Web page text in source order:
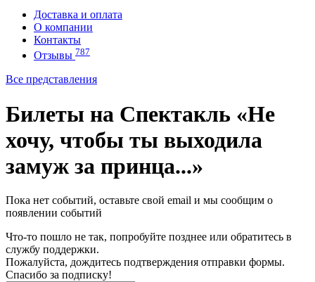
Доставка и оплата
О компании
Контакты
Отзывы 787
Все представления
Билеты на Спектакль «Не
хочу, чтобы ты выходила
замуж за принца...»
Пока нет событий, оставьте свой email и мы сообщим о
появлении событий
Что-то пошло не так, попробуйте позднее или обратитесь в
службу поддержки.
Пожалуйста, дождитесь подтверждения отправки формы.
Спасибо за подписку!